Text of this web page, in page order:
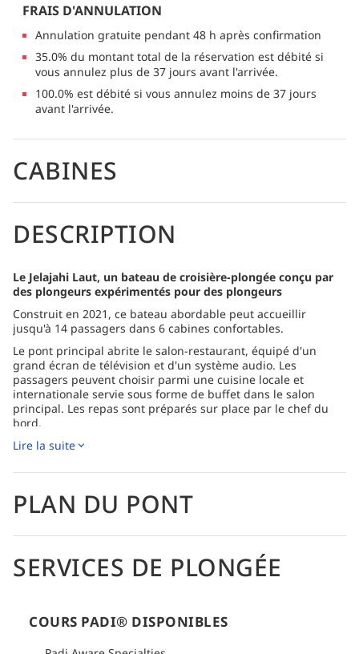
FRAIS D'ANNULATION
Annulation gratuite pendant 48 h après confirmation
35.0% du montant total de la réservation est débité si
vous annulez plus de 37 jours avant l'arrivée.
100.0% est débité si vous annulez moins de 37 jours
avant l'arrivée.
CABINES
DESCRIPTION
Le Jelajahi Laut, un bateau de croisière-plongée conçu par
des plongeurs expérimentés pour des plongeurs
Construit en 2021, ce bateau abordable peut accueillir
jusqu'à 14 passagers dans 6 cabines confortables.
Le pont principal abrite le salon-restaurant, équipé d'un
grand écran de télévision et d'un système audio. Les
passagers peuvent choisir parmi une cuisine locale et
internationale servie sous forme de buffet dans le salon
principal. Les repas sont préparés sur place par le chef du
bord.
Sur le pont supérieur, le vaste salon extérieur est équipé de
décontractée. Écoutez de la musique ou lisez un livre
Le bateau de croisière Jelajahi Laut propose différents types
sur le pont supérieur. Chaque cabine est équipée d'un lit
double, d'un balcon privé offrant une vue imprenable, d'une
salle de bain avec eau chaude et de la climatisation. Les deux
cabines standard sont disponibles, avec trois lits simples et
Lire la suite
PLAN DU PONT
SERVICES DE PLONGÉE
COURS PADI® DISPONIBLES